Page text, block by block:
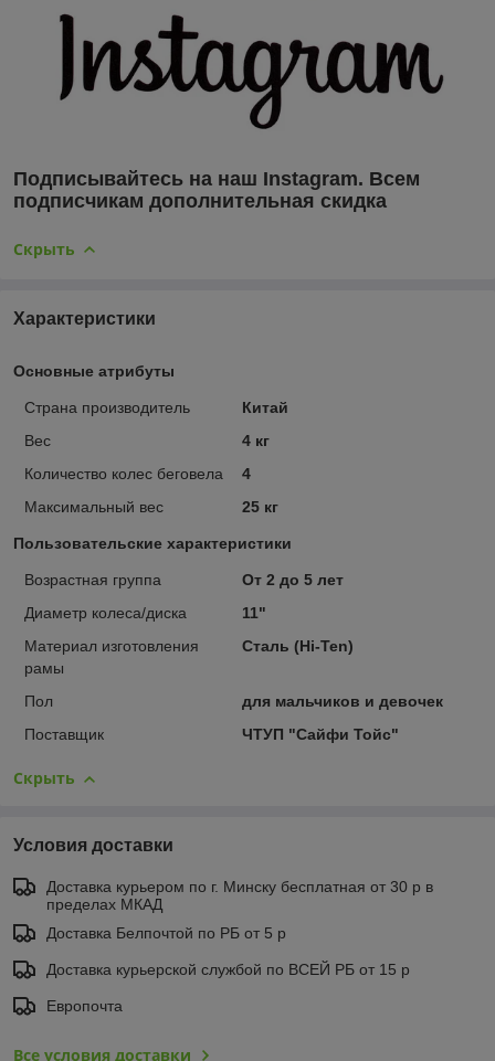
Подписывайтесь на наш Instagram. Всем
подписчикам дополнительная скидка
Скрыть
Характеристики
Основные атрибуты
Страна производитель
Китай
Вес
4 кг
Количество колес беговела
4
Максимальный вес
25 кг
Пользовательские характеристики
Возрастная группа
От 2 до 5 лет
Диаметр колеса/диска
11"
Материал изготовления
рамы
Сталь (Hi-Ten)
Пол
для мальчиков и девочек
Поставщик
ЧТУП "Сайфи Тойс"
Скрыть
Условия доставки
Доставка курьером по г. Минску бесплатная от 30 р в
пределах МКАД
Доставка Белпочтой по РБ от 5 р
Доставка курьерской службой по ВСЕЙ РБ от 15 р
Европочта
Все условия доставки